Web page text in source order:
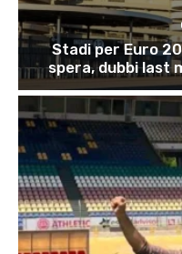
Stadi per Euro
spera, dubbi last